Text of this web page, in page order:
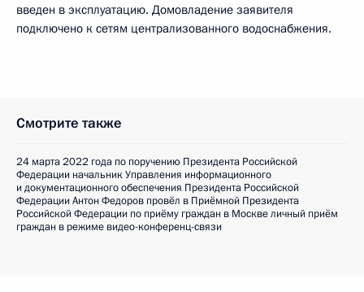
введен в эксплуатацию. Домовладение заявителя
подключено к сетям централизованного водоснабжения.
Смотрите также
24 марта 2022 года по поручению Президента Российской
Федерации начальник Управления информационного
и документационного обеспечения Президента Российской
Федерации Антон Федоров провёл в Приёмной Президента
Российской Федерации по приёму граждан в Москве личный приём
граждан в режиме видео-конференц-связи